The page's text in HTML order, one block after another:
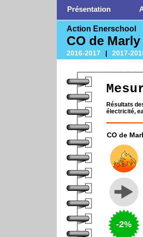
Présentation
Action Enerschool
CO de Marly
2016-2017 | 2017-
Résultats
électricité,
CO de
-2%